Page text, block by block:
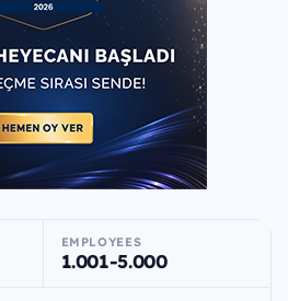
EMPLOYEES
1.001-5.000